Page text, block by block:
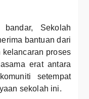
Sekolah
bantuan dari
proses
erat antara
setempat
sekolah ini.